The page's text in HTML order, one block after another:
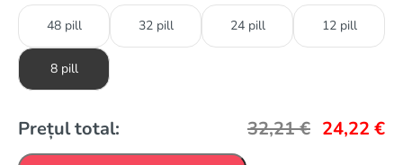
48 pill 32 pill 24 pill 12 pill
8 pill
Prețul total: 32,21€ 24,22 €